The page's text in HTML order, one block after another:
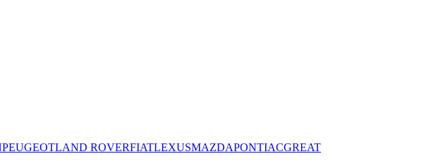
PEUGEOTLAND ROVERFIATLEXUSMAZDAPONTIACGREAT